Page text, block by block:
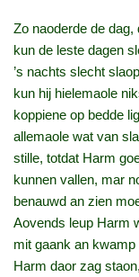
Zo naoderde de dag,
kun de leste dagen
’s nachts slecht
kun hij hielemaole
koppiene op bedde
allemaole wat van
stille, totdat Harm
kunnen vallen, mar
benauwd an zien
Aovends leup Harm
mit gaank an
Harm daor zag